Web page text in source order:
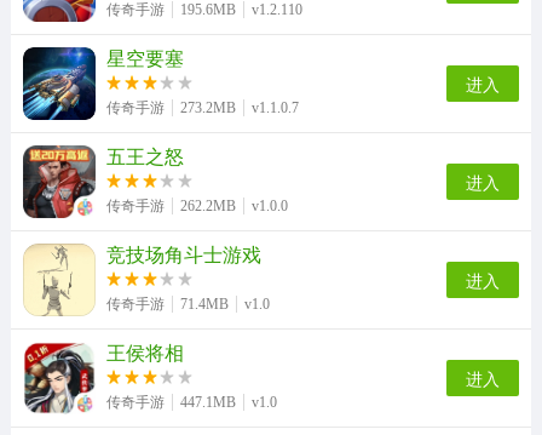
传奇手游 195.6MB v1.2.110
星空要塞
传奇手游 273.2MB v1.1.0.7
进入
五王之怒
传奇手游 262.2MB v1.0.0
进入
竞技场角斗士游戏
传奇手游 71.4MB v1.0
进入
王侯将相
传奇手游 447.1MB v1.0
进入